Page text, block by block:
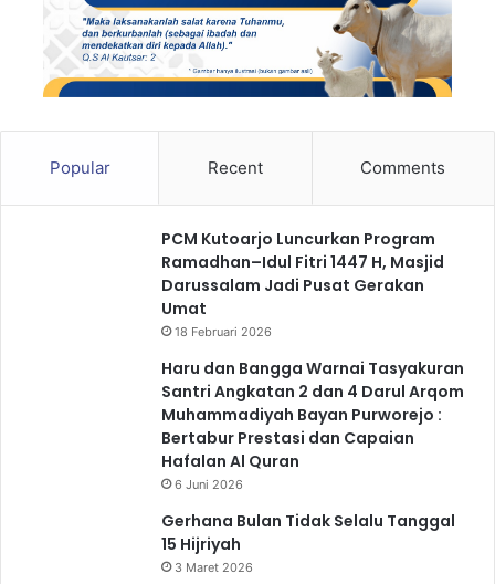
Popular Recent Comments
PCM Kutoarjo Luncurkan Program
Ramadhan–Idul Fitri 1447 H, Masjid
Darussalam Jadi Pusat Gerakan
Umat
18 Februari 2026
Haru dan Bangga Warnai Tasyakuran
Santri Angkatan 2 dan 4 Darul Arqom
Muhammadiyah Bayan Purworejo :
Bertabur Prestasi dan Capaian
Hafalan Al Quran
6 Juni 2026
Gerhana Bulan Tidak Selalu Tanggal
15 Hijriyah
3 Maret 2026